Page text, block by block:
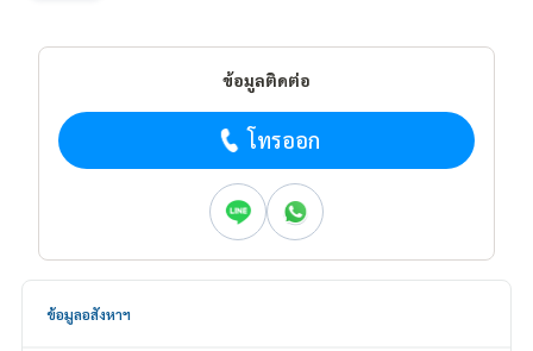
ข้อมูลติดต่อ
โทรออก
ข้อมูลอสังหาฯ